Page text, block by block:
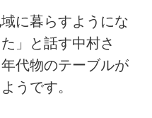
に暮らすようにな
」と話す中村さ
代物のテーブルが
うです。